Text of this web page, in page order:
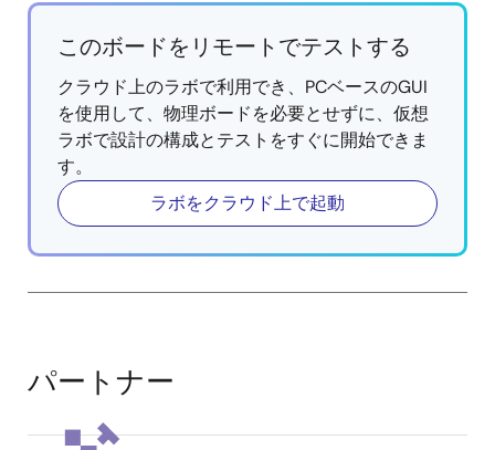
このボードをリモートでテストする
クラウド上のラボで利用でき、PCベースのGUI
を使用して、物理ボードを必要とせずに、仮想
ラボで設計の構成とテストをすぐに開始できま
す。
ラボをクラウド上で起動
パートナー